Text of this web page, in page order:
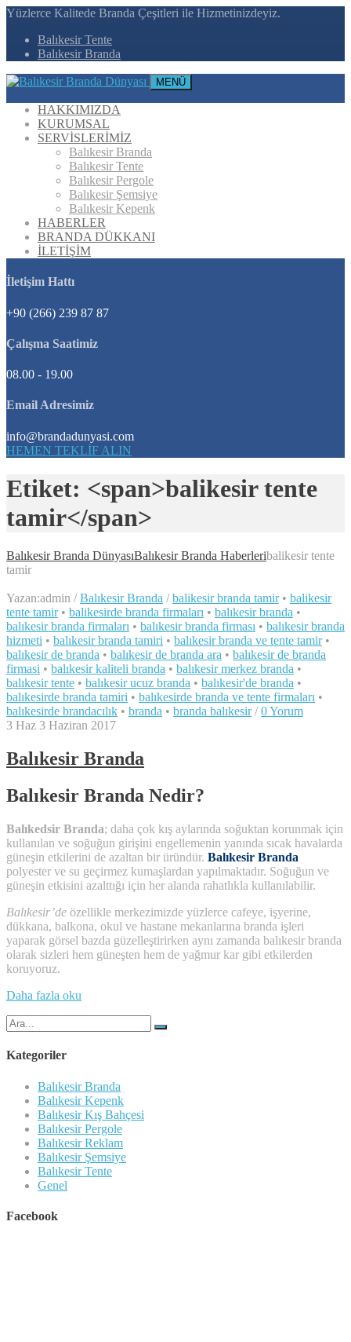
Yüzlerce Kalitede Branda Çeşitleri ile Hizmetinizdeyiz.
Balıkesir Tente
Balıkesir Branda
MENÜ
HAKKIMIZDA
KURUMSAL
SERVİSLERİMİZ
Balıkesir Branda
Balıkesir Tente
Balıkesir Pergole
Balıkesir Şemsiye
Balıkesir Kepenk
HABERLER
BRANDA DÜKKANI
İLETİŞİM
İletişim Hattı
+90 (266) 239 87 87
Çalışma Saatimiz
08.00 - 19.00
Email Adresimiz
info@brandadunyasi.com
HEMEN TEKLİF ALIN
Etiket: <span>balikesir tente
tamir</span>
Balıkesir Branda DünyasıBalıkesir Branda Haberleribalikesir tente
tamir
Yazan:admin / Balıkesir Branda / balikesir branda tamir• balikesir
tente tamir• balikesirde branda firmaları • balıkesir branda •
balıkesir branda firmaları • balıkesir branda firması • balıkesir branda
hizmeti • balıkesir branda tamiri • balıkesir branda ve tente tamir•
balıkesir de branda • balıkesir de branda ara • balıkesir de branda
firmasi • balıkesir kaliteli branda • balıkesir merkez branda •
balıkesir tente • balıkesir ucuz branda • balıkesir'de branda •
balıkesirde branda tamiri • balıkesirde branda ve tente firmaları •
balıkesirde brandacılık • branda • branda balıkesir / 0 Yorum
3 Haz 3 Haziran 2017
Balıkesir Branda
Balıkesir Branda Nedir?
Balıkedsir Branda; daha çok kış aylarında soğuktan korunmak için
kullanılan ve soğuğun girişini engellemenin yanında sıcak havalarda
güneşin etkilerini de azaltan bir üründür. Balıkesir Branda
polyester ve su geçirmez kumaşlardan yapılmaktadır. Soğuğun ve
güneşin etkisini azalttığı için her alanda rahatlıkla kullanılabilir.
Balıkesir’de özellikle merkezimizde yüzlerce cafeye, işyerine,
dükkana, balkona, okul ve hastane mekanlarına branda işleri
yaparak görsel bazda güzelleştirirken aynı zamanda balıkesir branda
olarak sizleri hem güneşten hem de yağmur kar gibi etkilerden
koruyoruz.
Daha fazla oku
Şunu
ara:
Kategoriler
Balıkesir Branda
Balıkesir Kepenk
Balıkesir Kış Bahçesi
Balıkesir Pergole
Balıkesir Reklam
Balıkesir Şemsiye
Balıkesir Tente
Genel
Facebook